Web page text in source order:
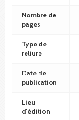
Nombre de
pages
Type de
reliure
Date de
publication
Lieu
d'édition